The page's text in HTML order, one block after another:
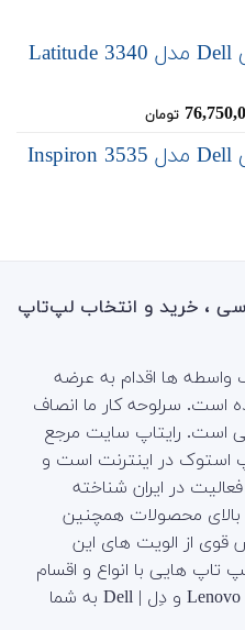
تومانقیمت
76,750,000
، خرید و انتخاب لپ‌تاپ
واسطه ها اقدام به عرضه
است. سرلوحه کار ما انصاف
است. رایتاپ سایت مرجع
در اینترنت است و
سابقه فعالیت در ایران شناخته
محصولات همچنین
از الویت های این
تاپ هایی با انواع و اقسام
برندهایی نظیر اچ پی | HP لنوو | Lenovo و دِل | Dell به شما